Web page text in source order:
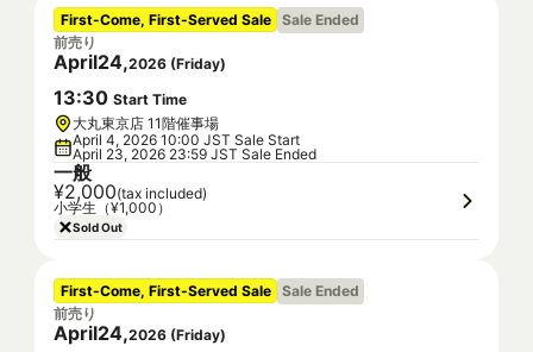
First-Come, First-Served Sale Sale Ended
前売り
April24,2026 (Friday)
13:30 Start Time
大丸東京店 11階催事場
April 4, 2026 10:00 JST Sale Start
April 23, 2026 23:59 JST Sale Ended
一般
¥2,000(tax included)
小学生（¥1,000）
Sold Out
First-Come, First-Served Sale Sale Ended
前売り
April24,2026 (Friday)